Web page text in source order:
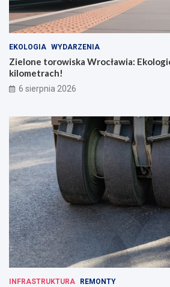
EKOLOGIA WYDARZENIA
Zielone torowiska Wrocławia:
kilometrach!
6 sierpnia 2026
INFRASTRUKTURA REMONTY